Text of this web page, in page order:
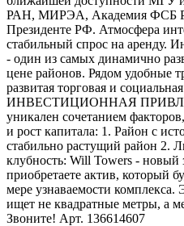
РАН, МИРЭА, Академия ФСБ
Президенте РФ. Атмосфера
стабильный спрос на аренду.
- один из самых динамично
цене районов. Рядом удобные
развитая торговая и
ИНВЕСТИЦИОННАЯ
уникален сочетанием
и рост капитала: 1. Район с
стабильно растущий район 2.
клубность: Will Towers - новый
приобретаете актив, который
мере узнаваемости комплекса.
ищет не квадратные метры, а
Звоните! Арт. 136614607